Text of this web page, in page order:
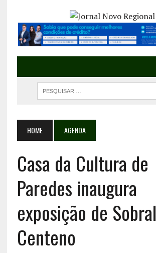
HOME AGENDA
Casa da Cultura de
Paredes inaugura
exposição de Sobral
Centeno